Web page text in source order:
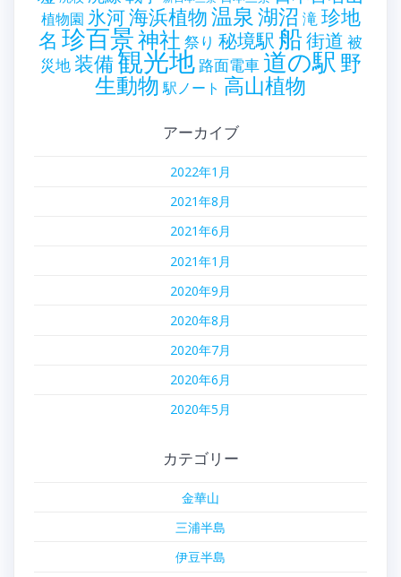
植物園 氷河海浜植物温泉湖沼 滝珍地
名 珍百景神社 祭り 秘境駅 船街道 被
災地装備観光地 路面電車道の駅 野
生動物 駅ノート 高山植物
アーカイブ
2022年1月
2021年8月
2021年6月
2021年1月
2020年9月
2020年8月
2020年7月
2020年6月
2020年5月
カテゴリー
金華山
三浦半島
伊豆半島